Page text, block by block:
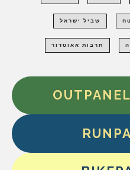
שביל ישראל
תרבות אאוטדור